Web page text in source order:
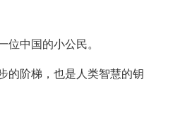
中国的小公民。
的阶梯，也是人类智慧的钥